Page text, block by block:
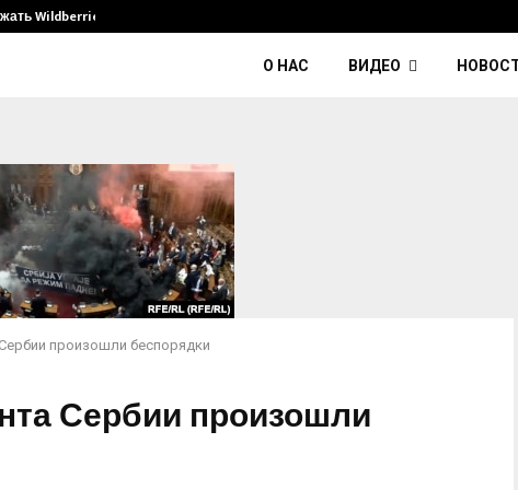
Wildberries и его…
О НАС ВИДЕО
произошли беспорядки
Сербии произошли